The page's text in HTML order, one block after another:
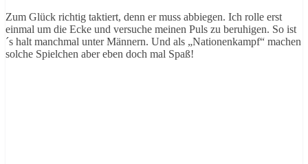
Zum Glück richtig taktiert, denn er muss abbiegen. Ich rolle erst
einmal um die Ecke und versuche meinen Puls zu beruhigen. So ist
´s halt manchmal unter Männern. Und als „Nationenkampf“ machen
solche Spielchen aber eben doch mal Spaß!